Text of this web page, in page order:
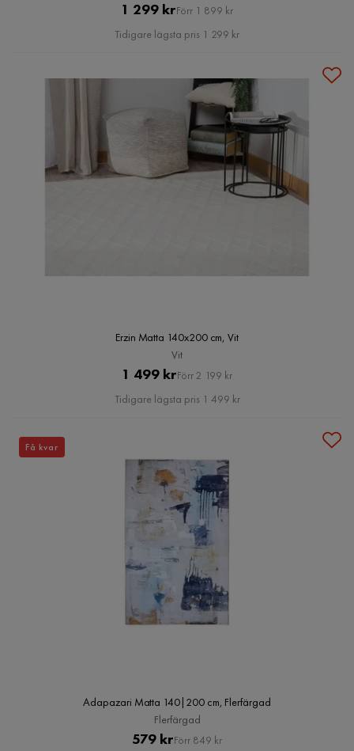
Pris
1 299 krOriginal
Pris
Förr 1 899 kr
Tidigare lägsta pris 1 299 kr
Erzin Matta 140x200 cm, Vit
Vit
Pris
1 499 krOriginal
Pris
Förr 2 199 kr
Tidigare lägsta pris 1 499 kr
Adapazari Matta 140|200 cm, Flerfärgad
Flerfärgad
Pris
579 krOriginal
Förr 849 kr
Få kvar